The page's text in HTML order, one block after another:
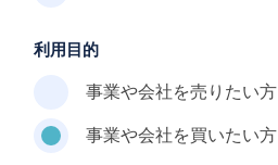
利用目的
事業や会社を売りたい方
事業や会社を買いたい方